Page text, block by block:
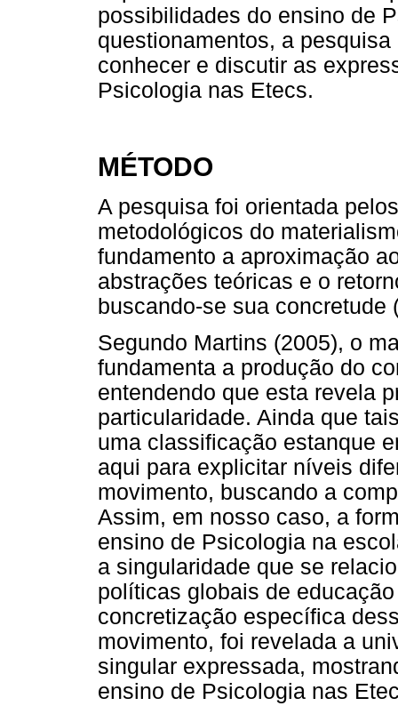
possibilidades do ensino de
questionamentos, a
conhecer e discutir as
Psicologia nas Etecs.
MÉTODO
A pesquisa foi orientada
metodológicos do
fundamento a aproximação
abstrações teóricas e o
buscando-se sua concretude
Segundo Martins (2005), o
fundamenta a produção do
entendendo que esta revela
particularidade. Ainda que
uma classificação estanque
aqui para explicitar níveis
movimento, buscando a
Assim, em nosso caso, a
ensino de Psicologia na
a singularidade que se
políticas globais de
concretização específica
movimento, foi revelada a
singular expressada,
ensino de Psicologia nas